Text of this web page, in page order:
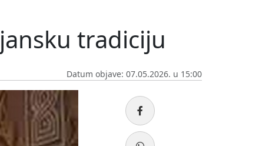
tradiciju
Datum objave: 07.05.2026. u 15:00